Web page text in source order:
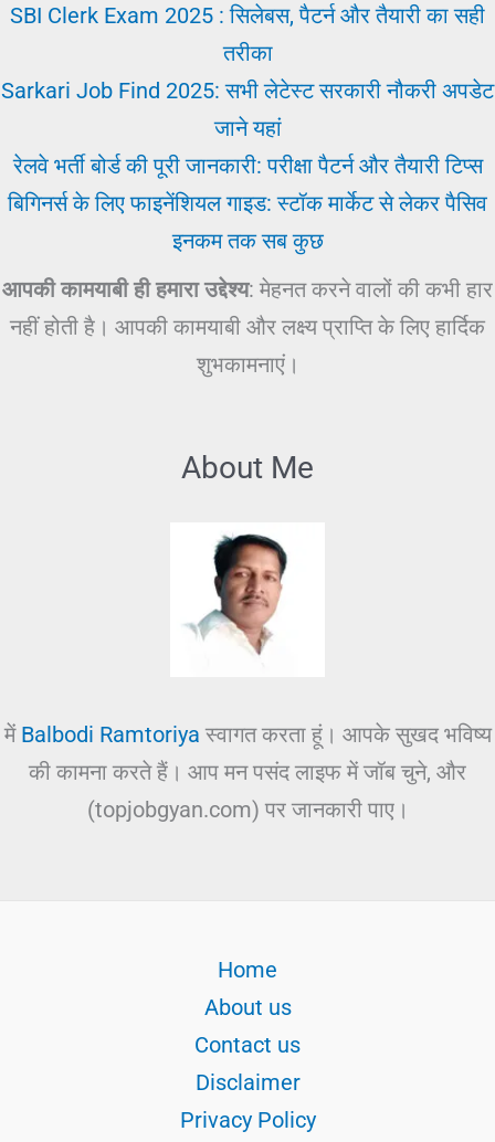
SBI Clerk Exam 2025 : सिलेबस, पैटर्न और तैयारी का सही
तरीका
Sarkari Job Find 2025: सभी लेटेस्ट सरकारी नौकरी अपडेट
जाने यहां
रेलवे भर्ती बोर्ड की पूरी जानकारी: परीक्षा पैटर्न और तैयारी टिप्स
बिगिनर्स के लिए फाइनेंशियल गाइड: स्टॉक मार्केट से लेकर पैसिव
इनकम तक सब कुछ
आपकी कामयाबी ही हमारा उद्देश्य: मेहनत करने वालों की कभी हार
नहीं होती है। आपकी कामयाबी और लक्ष्य प्राप्ति के लिए हार्दिक
शुभकामनाएं।
About Me
में Balbodi Ramtoriya स्वागत करता हूं। आपके सुखद भविष्य
की कामना करते हैं। आप मन पसंद लाइफ में जॉब चुने, और
(topjobgyan.com) पर जानकारी पाए।
Home
About us
Contact us
Disclaimer
Privacy Policy